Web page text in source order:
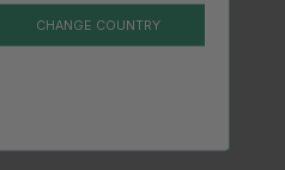
ledare, 3,87
CHANGE COUNTRY